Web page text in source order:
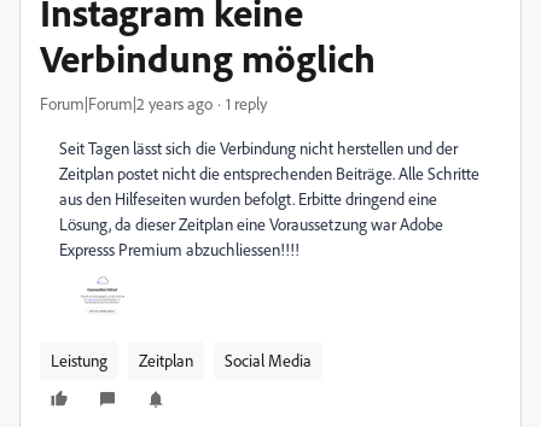
Instagram keine
Verbindung möglich
Forum|Forum|2 years ago 1 reply
Seit Tagen lässt sich die Verbindung nicht herstellen und der
Zeitplan postet nicht die entsprechenden Beiträge. Alle Schritte
aus den Hilfeseiten wurden befolgt. Erbitte dringend eine
Lösung, da dieser Zeitplan eine Voraussetzung war Adobe
Expresss Premium abzuchliessen!!!!
Leistung Zeitplan Social Media